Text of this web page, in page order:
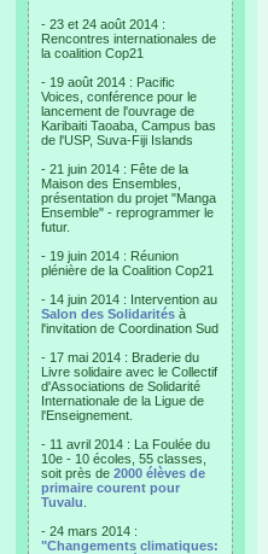
- 23 et 24 août 2014 :
Rencontres internationales de
la coalition Cop21
- 19 août 2014 : Pacific
Voices, conférence pour le
lancement de l'ouvrage de
Karibaiti Taoaba, Campus bas
de l'USP, Suva-Fiji Islands
- 21 juin 2014 : Fête de la
Maison des Ensembles,
présentation du projet "Manga
Ensemble" - reprogrammer le
futur.
- 19 juin 2014 : Réunion
plénière de la Coalition Cop21
- 14 juin 2014 : Intervention au
Salon des Solidarités à
l'invitation de Coordination Sud
- 17 mai 2014 : Braderie du
Livre solidaire avec le Collectif
d'Associations de Solidarité
Internationale de la Ligue de
l'Enseignement.
- 11 avril 2014 : La Foulée du
10e - 10 écoles, 55 classes,
soit près de 2000 élèves de
primaire courent pour
Tuvalu
- 24 mars 2014 :
"Changements climatiques: